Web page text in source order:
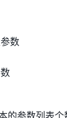
数
参数列表个